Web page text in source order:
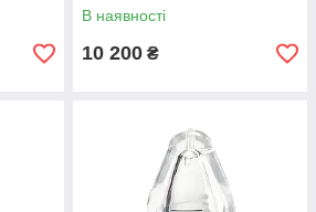
В наявності
10 200 ₴